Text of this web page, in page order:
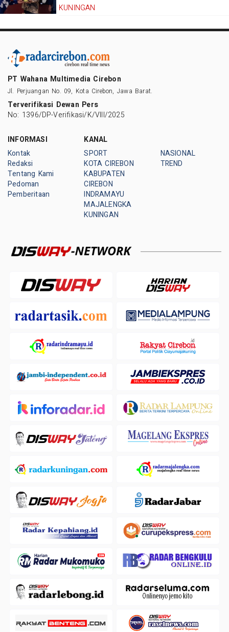
KUNINGAN
PT Wahana Multimedia Cirebon
Jl. Perjuangan No. 09, Kota Cirebon, Jawa Barat.
Terverifikasi Dewan Pers
No: 1396/DP-Verifikasi/K/VIII/2025
INFORMASI
Kontak
Redaksi
Tentang Kami
Pedoman
Pemberitaan
KANAL
SPORT
KOTA CIREBON
KABUPATEN
CIREBON
INDRAMAYU
MAJALENGKA
KUNINGAN
NASIONAL
TREND